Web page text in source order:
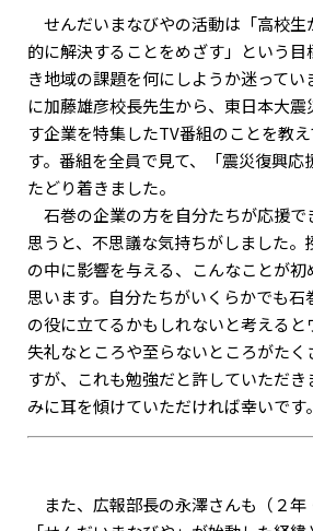
せんだいまなびやの活動は「高校生
的に解決することをめざす」という目
き地域の課題を何にしようか迷ってい
に加藤雄彦校長先生から、東日本大
す企業を特集したTV番組のことを教
す。番組を全員で見て、「震災復興応
たどり着きました。
石巻の企業の方を自分たちが応援で
思うと、不思議な気持ちがしました。
の中に影響を与える、こんなことが初
思います。自分たちがいくらかでも石
の役に立てるかもしれないと考えると
失礼なところや至らないところがたく
すが、これも勉強だと許していただ
みに耳を傾けていただければ幸いです。
また、広報部長の永澤さんも（２年